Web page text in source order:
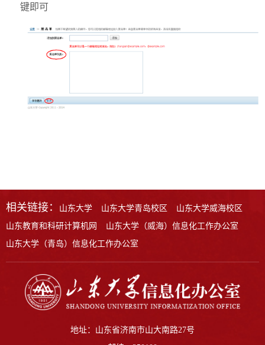
键即可
相关链接： 山东大学 山东大学青岛校区
山东大学威海校区
山东教育和科研计算机网
山东大学（威海）信息化工作办公室
山东大学（青岛）信息化工作办公室
地址：山东省济南市山大南路27号